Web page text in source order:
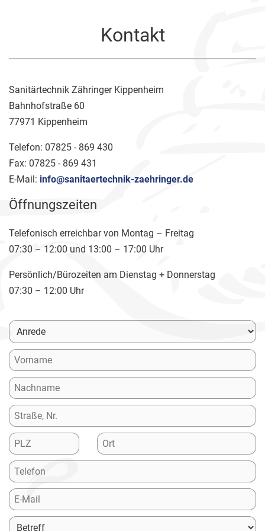
Kontakt
Sanitärtechnik Zähringer Kippenheim
Bahnhofstraße 60
77971 Kippenheim
Telefon: 07825 - 869 430
Fax: 07825 - 869 431
E-Mail: info@sanitaertechnik-zaehringer.de
Öffnungszeiten
Telefonisch erreichbar von Montag – Freitag
07:30 – 12:00 und 13:00 – 17:00 Uhr
Persönlich/Bürozeiten am Dienstag + Donnerstag
07:30 – 12:00 Uhr